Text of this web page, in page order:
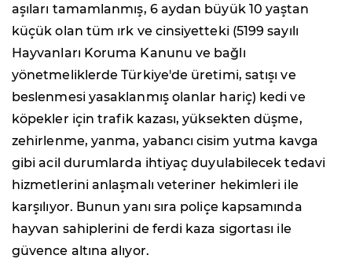
aşıları tamamlanmış, 6 aydan büyük 10 yaştan
küçük olan tüm ırk ve cinsiyetteki (5199 sayılı
Hayvanları Koruma Kanunu ve bağlı
yönetmeliklerde Türkiye'de üretimi, satışı ve
beslenmesi yasaklanmış olanlar hariç) kedi ve
köpekler için trafik kazası, yüksekten düşme,
zehirlenme, yanma, yabancı cisim yutma kavga
gibi acil durumlarda ihtiyaç duyulabilecek tedavi
hizmetlerini anlaşmalı veteriner hekimleri ile
karşılıyor. Bunun yanı sıra poliçe kapsamında
hayvan sahiplerini de ferdi kaza sigortası ile
güvence altına alıyor.